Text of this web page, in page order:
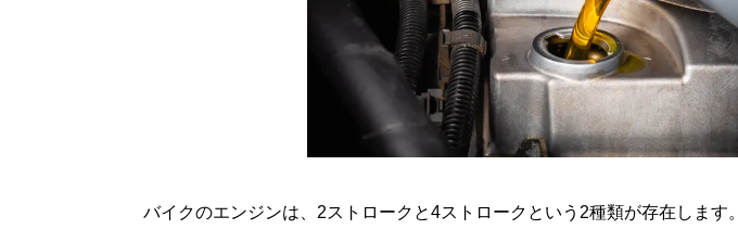
バイクのエンジンは、2ストロークと4ストロークという2種類が存在します。